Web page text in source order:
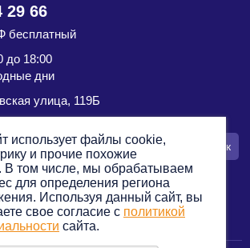
29 66
бесплатный
до 18:00
дни
улица, 119Б
Оставить заявку Заказать звонок
конфиденциальности
использует файлы cookie,
и прочие похожие
В том числе, мы обрабатываем
для определения региона
Используя данный сайт, вы
свое согласие с политикой
сайта.